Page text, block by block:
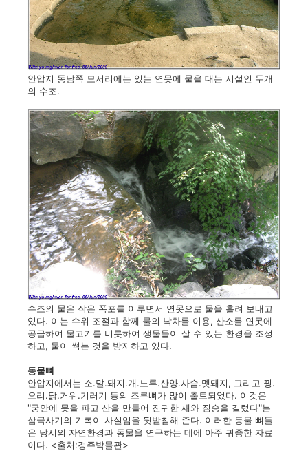
안압지 동남쪽 모서리에는 있는 연못에 물을 대는 시설인 두개
의 수조.
수조의 물은 작은 폭포를 이루면서 연못으로 물을 흘려 보내고
있다. 이는 수위 조절과 함께 물의 낙차를 이용, 산소를 연못에
공급하여 물고기를 비롯하여 생물들이 살 수 있는 환경을 조성
하고, 물이 썩는 것을 방지하고 있다.
동물뼈
안압지에서는 소.말.돼지.개.노루.산양.사슴.멧돼지, 그리고 꿩.
오리.닭.거위.기러기 등의 조루뼈가 많이 출토되었다. 이것은
"궁안에 못을 파고 산을 만들어 진귀한 새와 짐승을 길렀다"는
삼국사기의 기록이 사실임을 뒷받침해 준다. 이러한 동물 뼈들
은 당시의 자연환경과 동물을 연구하는 데에 아주 귀중한 자료
이다. <출처:경주박물관>